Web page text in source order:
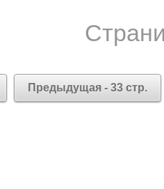
Предыдущая - 33 стр.